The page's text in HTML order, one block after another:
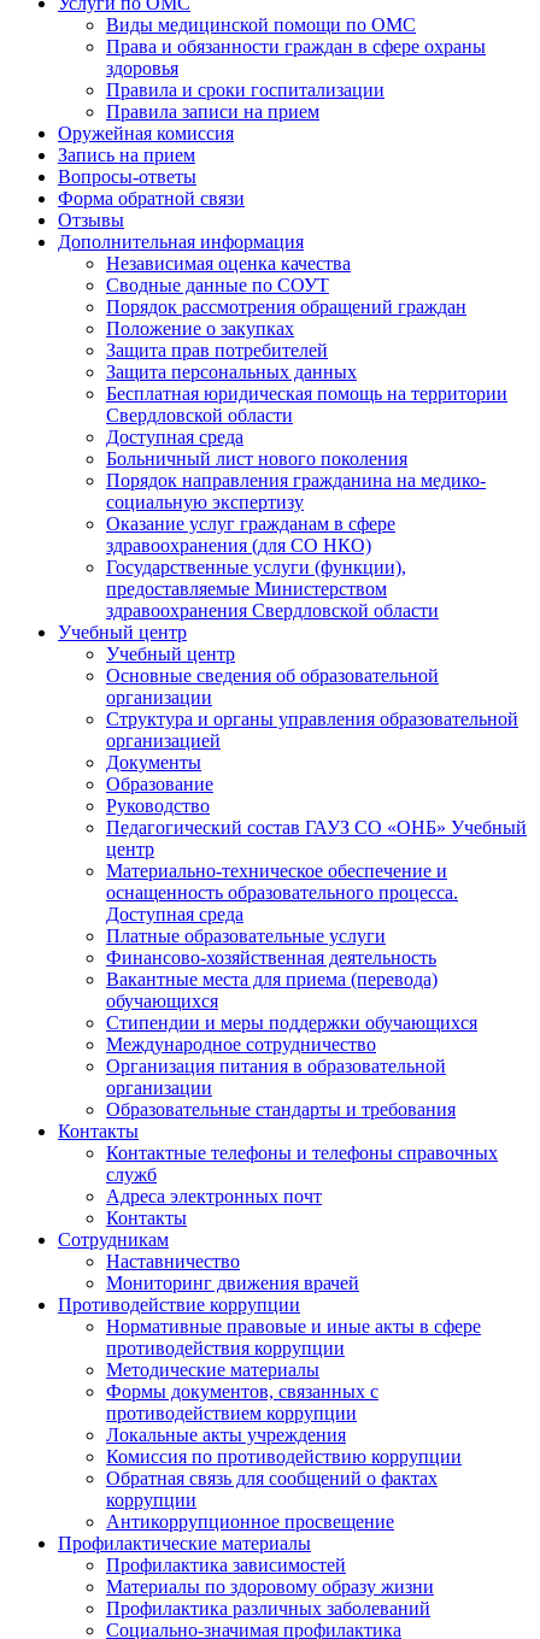
Виды медицинской помощи по ОМС
Права и обязанности граждан в сфере охраны
здоровья
Правила и сроки госпитализации
Правила записи на прием
Оружейная комиссия
Запись на прием
Вопросы-ответы
Форма обратной связи
Отзывы
Дополнительная информация
Независимая оценка качества
Сводные данные по СОУТ
Порядок рассмотрения обращений граждан
Положение о закупках
Защита прав потребителей
Защита персональных данных
Бесплатная юридическая помощь на территории
Свердловской области
Доступная среда
Больничный лист нового поколения
Порядок направления гражданина на медико-
социальную экспертизу
Оказание услуг гражданам в сфере
здравоохранения (для СО НКО)
Государственные услуги (функции),
предоставляемые Министерством
здравоохранения Свердловской области
Учебный центр
Учебный центр
Основные сведения об образовательной
организации
Структура и органы управления образовательной
организацией
Документы
Образование
Руководство
Педагогический состав ГАУЗ СО «ОНБ» Учебный
центр
Материально-техническое обеспечение и
оснащенность образовательного процесса.
Доступная среда
Платные образовательные услуги
Финансово-хозяйственная деятельность
Вакантные места для приема (перевода)
обучающихся
Стипендии и меры поддержки обучающихся
Международное сотрудничество
Организация питания в образовательной
организации
Образовательные стандарты и требования
Контакты
Контактные телефоны и телефоны справочных
служб
Адреса электронных почт
Контакты
Сотрудникам
Наставничество
Мониторинг движения врачей
Противодействие коррупции
Нормативные правовые и иные акты в сфере
противодействия коррупции
Методические материалы
Формы документов, связанных с
противодействием коррупции
Локальные акты учреждения
Комиссия по противодействию коррупции
Обратная связь для сообщений о фактах
коррупции
Антикоррупционное просвещение
Профилактические материалы
Профилактика зависимостей
Материалы по здоровому образу жизни
Профилактика различных заболеваний
Социально-значимая профилактика